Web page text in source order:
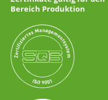
Bereich Produktion